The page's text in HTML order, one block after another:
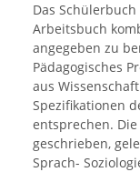
Das
Arbeitsbuch
angegeben zu
Pädagogisches
aus
Spezifikationen
entsprechen.
geschrieben,
Sprach-